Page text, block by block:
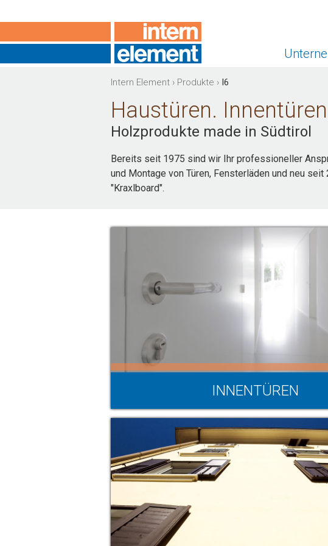
Intern Element › Produkte › I6
Haustüren.
Holzprodukte made in Südtirol
Bereits seit 1975 sind wir Ihr professioneller
und Montage von Türen, Fensterläden und neu
"Kraxlboard".
INNENTÜREN